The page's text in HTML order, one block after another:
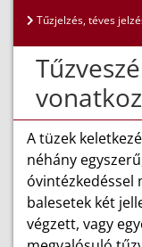
Tűzjelzés, téves
A tüzek
néhány
óvintézkedéssel
balesetek két
végzett, vagy